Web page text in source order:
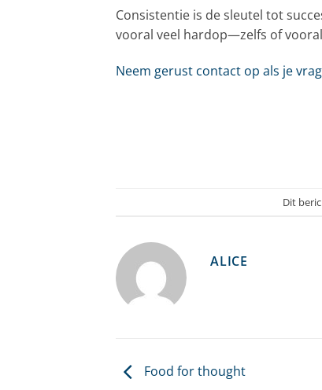
Consistentie is de sleutel tot
vooral veel hardop—zelfs of
Neem gerust contact op als je
Dit
ALICE
Food for thought